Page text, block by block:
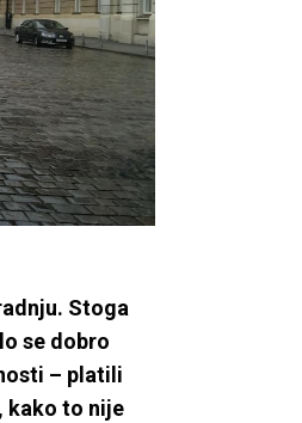
Stoga
se dobro
– platili
kako to nije